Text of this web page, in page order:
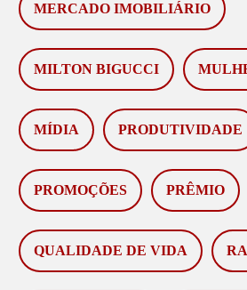
MERCADO IMOBILIÁRIO
MILTON BIGUCCI
MÍDIA PRODUTIVIDADE
PROMOÇÕES PRÊMIO
QUALIDADE DE VIDA